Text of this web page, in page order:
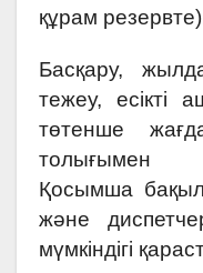
құрам
Басқару,
тежеу, есікті
төтенше
толығымен
Қосымша
және
мүмкіндігі